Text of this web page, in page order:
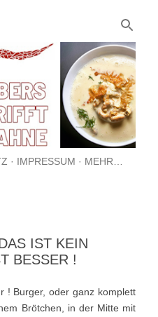
IMPRESSUM MEHR…
IST KEIN
BESSER !
Burger, oder ganz komplett
Brötchen, in der Mitte mit